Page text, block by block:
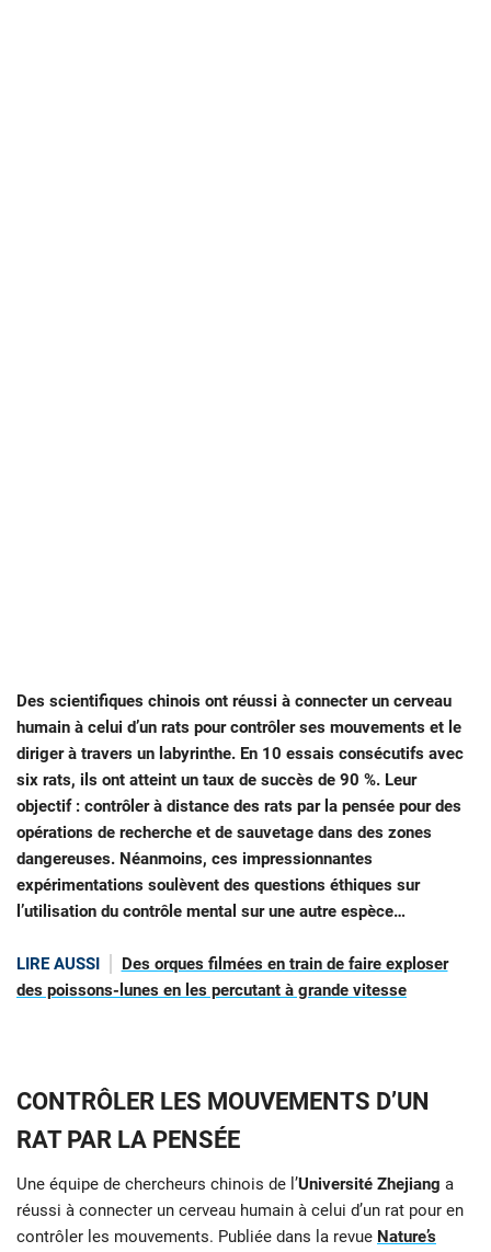
Des scientifiques chinois ont réussi à connecter un cerveau
humain à celui d’un rats pour contrôler ses mouvements et le
diriger à travers un labyrinthe. En 10 essais consécutifs avec
six rats, ils ont atteint un taux de succès de 90 %. Leur
objectif : contrôler à distance des rats par la pensée pour des
opérations de recherche et de sauvetage dans des zones
dangereuses. Néanmoins, ces impressionnantes
expérimentations soulèvent des questions éthiques sur
l’utilisation du contrôle mental sur une autre espèce…
LIRE AUSSI
Des orques filmées en train de faire exploser
des poissons-lunes en les percutant à grande vitesse
CONTRÔLER LES MOUVEMENTS D’UN
RAT PAR LA PENSÉE
Une équipe de chercheurs chinois de l’Université Zhejiang a
réussi à connecter un cerveau humain à celui d’un rat pour en
contrôler les mouvements. Publiée dans la revue Nature’s